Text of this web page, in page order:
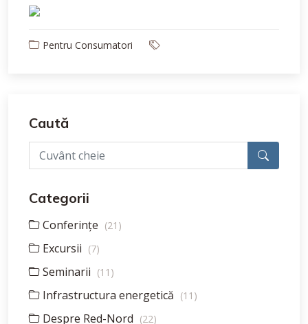
Pentru Consumatori
Caută
Categorii
Conferințe (21)
Excursii (7)
Seminarii (11)
Infrastructura energetică (11)
Despre Red-Nord (22)